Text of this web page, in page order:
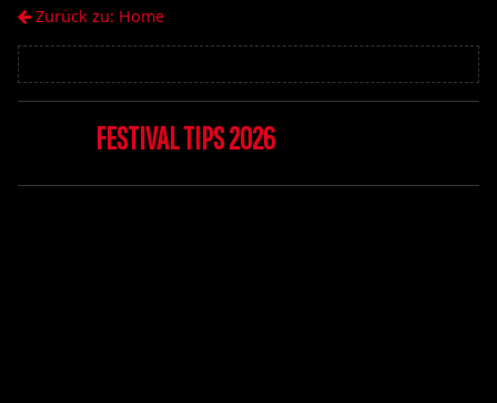
Zurück zu: Home
FESTIVAL TIPS 2026